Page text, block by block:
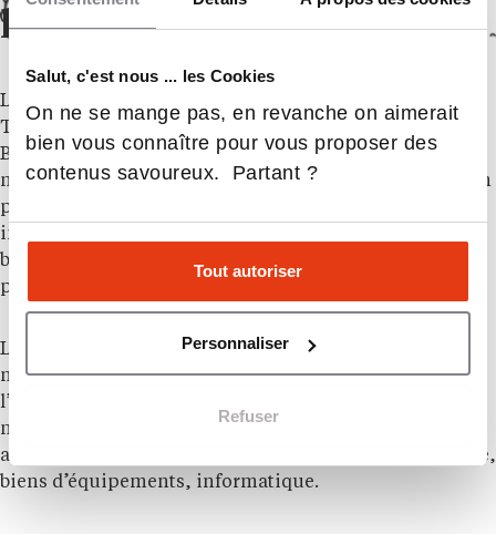
Salut, c'est nous ... les Cookies
On ne se mange pas, en revanche on aimerait
bien vous connaître pour vous proposer des
contenus savoureux. Partant ?
Tout autoriser
Personnaliser
Refuser
l’établissement
L’école d’ingénieurs
(École Supérieure des
Technologies Industrielles Avancées) est située à
Bidart, au sein de la technopole Izarbel. Animé par 3
moteurs : international, pluridisciplinarité, interaction
permanente avec l’entreprise. L’ESTIA forme des
ingénieurs généralistes trilingues, responsables de
bureaux d’études et méthodes, responsables de
production et responsables de grands projets.
L’ESTIA les conduit à maîtriser aussi bien la
mécanique, l’électronique, que l’énergétique et
l’informatique afin qu’ils soient opérationnels dans de
nombreux secteurs d’activités : aéronautique,
automobile, énergie, environnement, agro-alimentaire,
biens d’équipements, informatique.